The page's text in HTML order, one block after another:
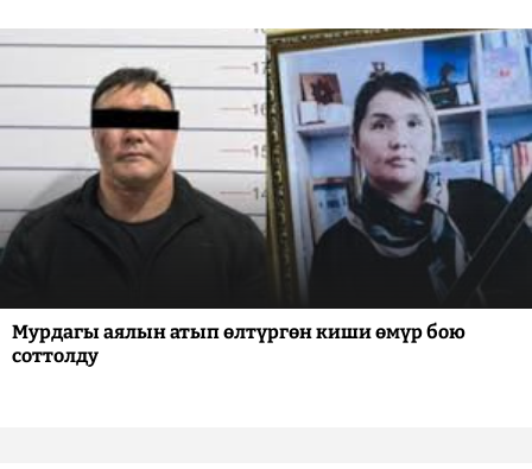
Мурдагы аялын атып өлтүргөн киши өмүр бою
соттолду